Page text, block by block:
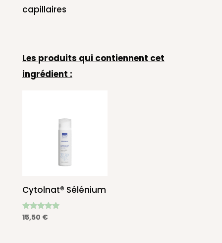
capillaires
Les produits qui contiennent cet
ingrédient :
Cytolnat® Sélénium
Note
4.90
15,50 €